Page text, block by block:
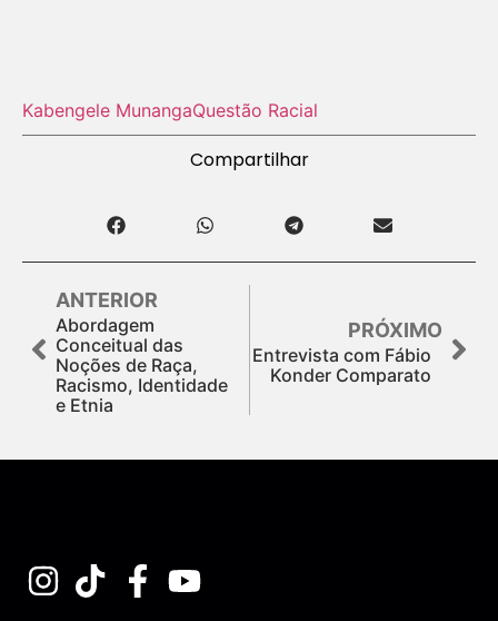
Kabengele MunangaQuestão Racial
Compartilhar
ANTERIOR
Abordagem
Conceitual das
Noções de Raça,
Racismo, Identidade
e Etnia
PRÓXIMO
Entrevista com Fábio
Konder Comparato